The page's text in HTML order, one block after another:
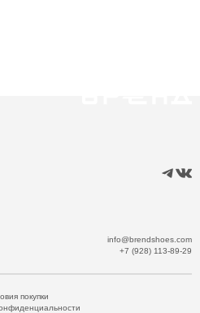
info@brendshoes.com
+7 (928) 113-89-29
покупки